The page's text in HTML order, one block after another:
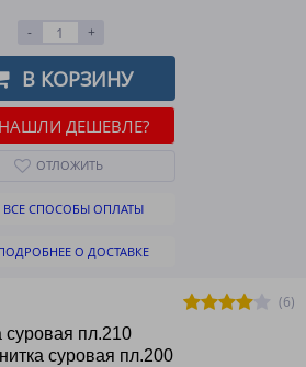
(6)
суровая пл.210
суровая пл.200
- +
В КОРЗИНУ
НАШЛИ ДЕШЕВЛЕ?
ОТЛОЖИТЬ
ВСЕ СПОСОБЫ ОПЛАТЫ
О ДОСТАВКЕ